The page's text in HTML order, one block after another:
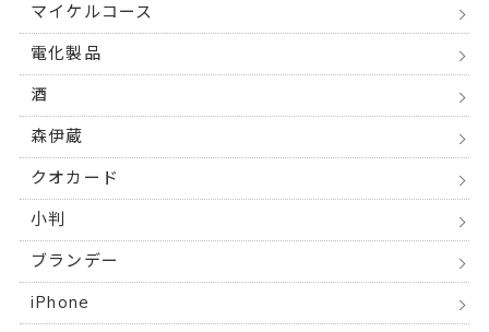
マイケルコース
電化製品
酒
森伊蔵
クオカード
小判
ブランデー
iPhone